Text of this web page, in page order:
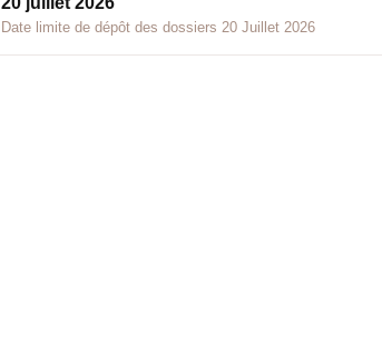
Date limite de dépôt des dossiers 20 Juillet 2026